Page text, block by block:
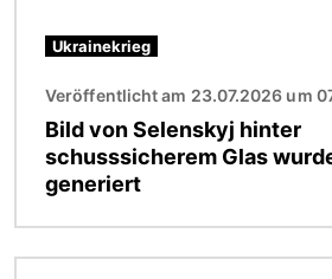
Ukrainekrieg
Veröffentlicht am 23.07.2026 um
Bild von Selenskyj hinter
schusssicherem Glas
generiert